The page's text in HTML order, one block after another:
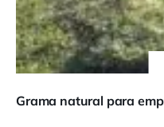
Grama natural para